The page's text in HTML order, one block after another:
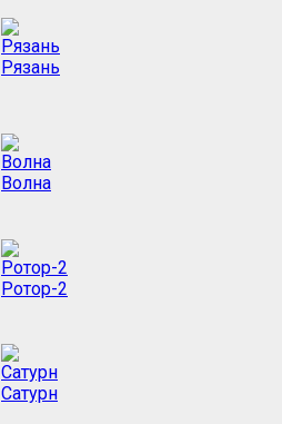
Рязань
Волна
Ротор-2
Сатурн